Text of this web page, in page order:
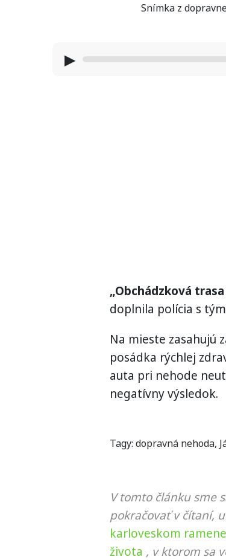
Snímka z
▶
„Obchádzková
doplnila polícia s
Na mieste zasahujú
posádka rýchlej
auta pri nehode
negatívny výsledok.
Tagy: dopravná nehoda,
V tomto článku sme
pokračovať v čítaní,
karloveskom
života , v ktorom sa